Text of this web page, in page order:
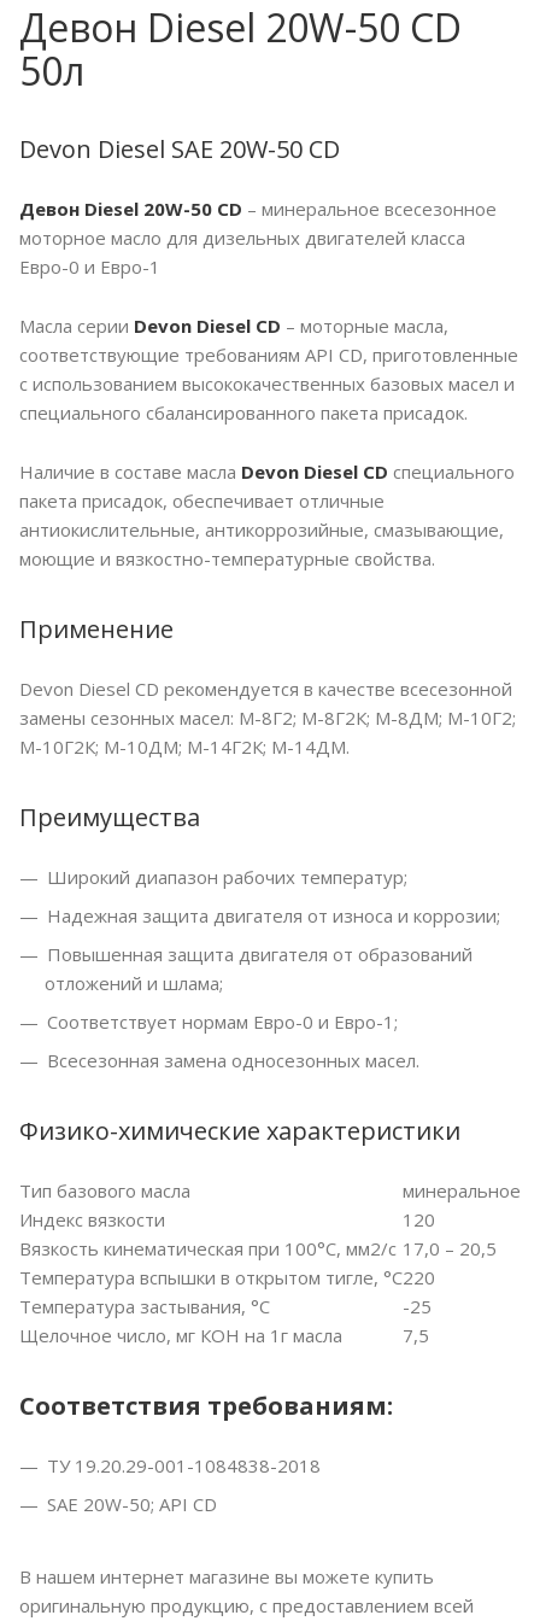
Девон Diesel 20W-50 CD
50л
Devon Diesel SAE 20W-50 CD
Девон Diesel 20W-50 CD – минеральное всесезонное
моторное масло для дизельных двигателей класса
Евро-0 и Евро-1
Масла серии Devon Diesel CD – моторные масла,
соответствующие требованиям API CD, приготовленные
с использованием высококачественных базовых масел и
специального сбалансированного пакета присадок.
Наличие в составе масла Devon Diesel CD специального
пакета присадок, обеспечивает отличные
антиокислительные, антикоррозийные, смазывающие,
моющие и вязкостно-температурные свойства.
Применение
Devon Diesel CD рекомендуется в качестве всесезонной
замены сезонных масел: М-8Г2; М-8Г2К; М-8ДМ; М-10Г2;
М-10Г2К; М-10ДМ; М-14Г2К; М-14ДМ.
Преимущества
Широкий диапазон рабочих температур;
Надежная защита двигателя от износа и коррозии;
Повышенная защита двигателя от образований
отложений и шлама;
Соответствует нормам Евро-0 и Евро-1;
Всесезонная замена односезонных масел.
Физико-химические характеристики
Тип базового масла
минеральное
Индекс вязкости
120
Вязкость кинематическая при 100°С, мм2/с 17,0 – 20,5
Температура вспышки в открытом тигле, °С220
Температура застывания, °С
-25
Щелочное число, мг КОН на 1г масла
7,5
Соответствия требованиям:
ТУ 19.20.29-001-1084838-2018
SAE 20W-50; API CD
В нашем интернет магазине вы можете купить
оригинальную продукцию, с предоставлением всей